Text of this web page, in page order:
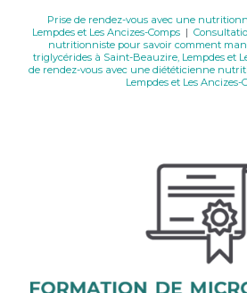
Prise de rendez-vous avec une
Lempdes et Les Ancizes-Comps |
nutritionniste pour savoir comment
triglycérides à Saint-Beauzire, Lempdes et
de rendez-vous avec une diététicienne
Lempdes et Les Ancizes-